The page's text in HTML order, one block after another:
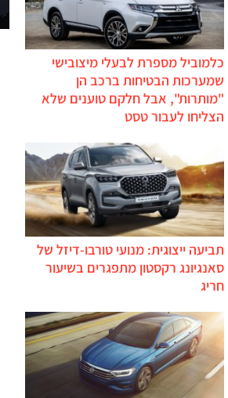
כלמוביל מספרת לבעלי מיצובישי
שמערכות הבטיחות ברכב הן
"מותרות", אבל חלקם טוענים שלא
הצליחו לעבור טסט
תביעה ייצוגית: מנועי טורבו-דיזל של
סאנגיונג רקסטון מתפגרים בשיעור
חריג